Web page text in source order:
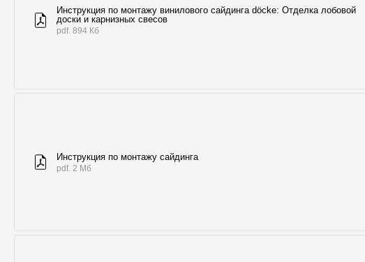
Инструкция по монтажу винилового сайдинга döcke: Отделка лобовой
доски и карнизных свесов
pdf. 894 Кб
Инструкция по монтажу сайдинга
pdf. 2 Мб